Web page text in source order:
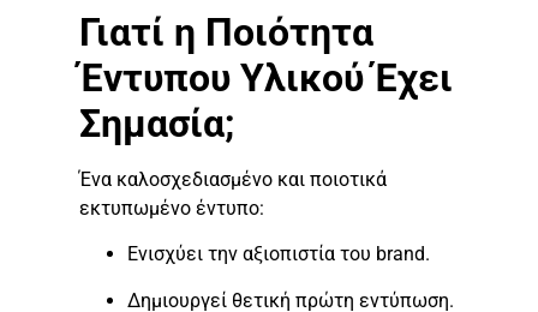
Γιατί η Ποιότητα
Έντυπου Υλικού Έχει
Σημασία;
Ένα καλοσχεδιασμένο και ποιοτικά
εκτυπωμένο έντυπο:
Ενισχύει την αξιοπιστία του brand.
Δημιουργεί θετική πρώτη εντύπωση.